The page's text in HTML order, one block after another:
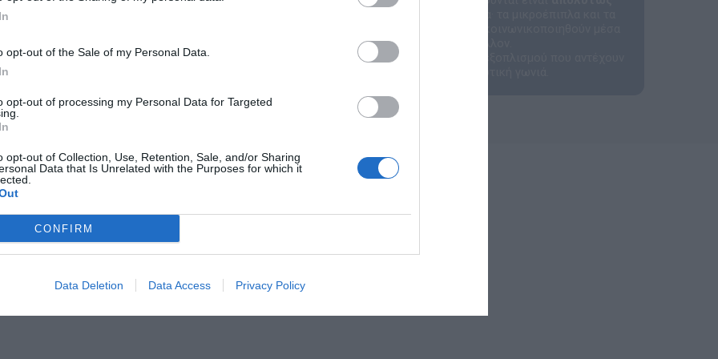
opt-out of the Sale of my Personal Data.
opt-out of processing my Personal Data for Targeted
opt-out of Collection, Use, Retention, Sale, and/or Sharing
Data that Is Unrelated with the Purposes for which it
CONFIRM
Data Deletion Data Access Privacy Policy
και φιλικά προς το περιβάλλον
από το παιχνίδι ρόλων, λειτουργώντας σε ένα απόλυτα αρμονικό και ασφαλές περιβάλλον.
κατασκευή και τη λειτουργικότητα, η Raffetto προσφέρει επαγγελματικές λύσεις εξοπλισμού που αντέχουν
χρόνο, προσφέροντας μια αίσθηση ποιότητας και φυσικής αισθητικής σε κάθε εκπαιδευτική γωνιά.
Μπορεί να σε ενδιαφέρουν: